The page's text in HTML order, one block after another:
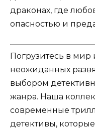
драконах, где
опасностью и
Погрузитесь в мир
неожиданных
выбором
жанра. Наша
современные
детективы,